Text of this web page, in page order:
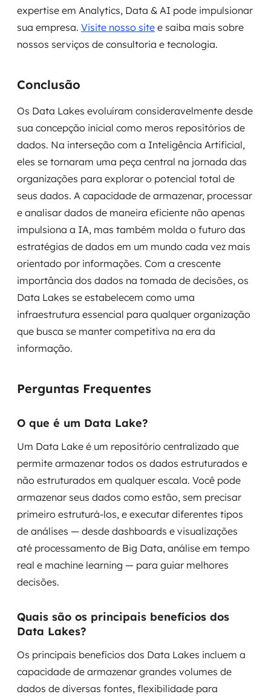
expertise em Analytics, Data & AI pode impulsionar
sua empresa. Visite nosso site e saiba mais sobre
nossos serviços de consultoria e tecnologia.
Conclusão
Os Data Lakes evoluíram consideravelmente desde
sua concepção inicial como meros repositórios de
dados. Na interseção com a Inteligência Artificial,
eles se tornaram uma peça central na jornada das
organizações para explorar o potencial total de
seus dados. A capacidade de armazenar, processar
e analisar dados de maneira eficiente não apenas
impulsiona a IA, mas também molda o futuro das
estratégias de dados em um mundo cada vez mais
orientado por informações. Com a crescente
importância dos dados na tomada de decisões, os
Data Lakes se estabelecem como uma
infraestrutura essencial para qualquer organização
que busca se manter competitiva na era da
informação.
Perguntas Frequentes
O que é um Data Lake?
Um Data Lake é um repositório centralizado que
permite armazenar todos os dados estruturados e
não estruturados em qualquer escala. Você pode
armazenar seus dados como estão, sem precisar
primeiro estruturá-los, e executar diferentes tipos
de análises — desde dashboards e visualizações
até processamento de Big Data, análise em tempo
real e machine learning — para guiar melhores
decisões.
Quais são os principais benefícios dos
Data Lakes?
Os principais benefícios dos Data Lakes incluem a
capacidade de armazenar grandes volumes de
dados de diversas fontes, flexibilidade para